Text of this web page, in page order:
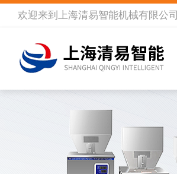
欢迎来到 上海清易智能机械有限公司